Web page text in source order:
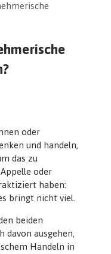
oder
und handeln,
das zu
oder
haben:
bringt nicht viel.
beiden
davon ausgehen,
Handeln in